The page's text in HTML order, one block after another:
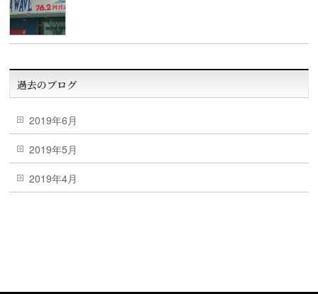
過去のブログ
2019年6月
2019年5月
2019年4月